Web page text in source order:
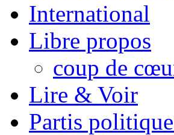
International
Libre propos
coup de
Lire & Voir
Partis